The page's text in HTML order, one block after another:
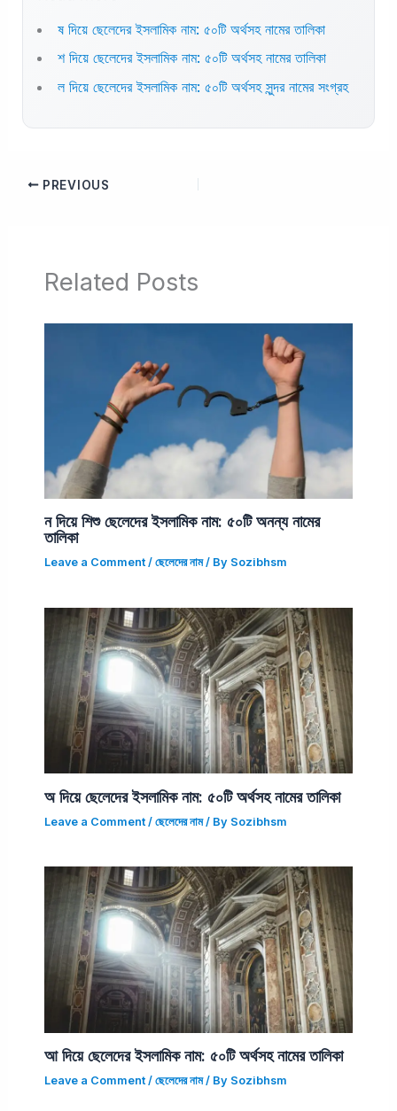
ষ দিয়ে ছেলেদের ইসলামিক নাম: ৫০টি অর্থসহ নামের তালিকা
শ দিয়ে ছেলেদের ইসলামিক নাম: ৫০টি অর্থসহ নামের তালিকা
ল দিয়ে ছেলেদের ইসলামিক নাম: ৫০টি অর্থসহ সুন্দর নামের সংগ্রহ
PREVIOUS
Related Posts
ন দিয়ে শিশু ছেলেদের ইসলামিক নাম: ৫০টি অনন্য নামের
তালিকা
Leave a Comment / ছেলেদের নাম/ By Sozibhsm
অ দিয়ে ছেলেদের ইসলামিক নাম: ৫০টি অর্থসহ নামের তালিকা
Leave a Comment / ছেলেদের নাম/ By Sozibhsm
আ দিয়ে ছেলেদের ইসলামিক নাম: ৫০টি অর্থসহ নামের তালিকা
Leave a Comment / ছেলেদের নাম/ By Sozibhsm